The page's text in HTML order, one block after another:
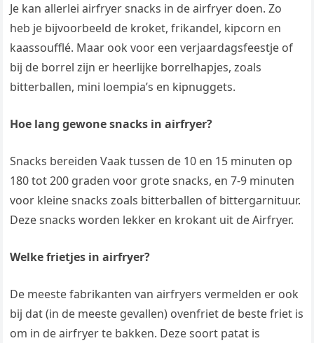
Je kan allerlei airfryer snacks in de airfryer doen. Zo
heb je bijvoorbeeld de kroket, frikandel, kipcorn en
kaassoufflé. Maar ook voor een verjaardagsfeestje of
bij de borrel zijn er heerlijke borrelhapjes, zoals
bitterballen, mini loempia’s en kipnuggets.
Hoe lang gewone snacks in airfryer?
Snacks bereiden Vaak tussen de 10 en 15 minuten op
180 tot 200 graden voor grote snacks, en 7-9 minuten
voor kleine snacks zoals bitterballen of bittergarnituur.
Deze snacks worden lekker en krokant uit de Airfryer.
Welke frietjes in airfryer?
De meeste fabrikanten van airfryers vermelden er ook
bij dat (in de meeste gevallen) ovenfriet de beste friet is
om in de airfryer te bakken. Deze soort patat is